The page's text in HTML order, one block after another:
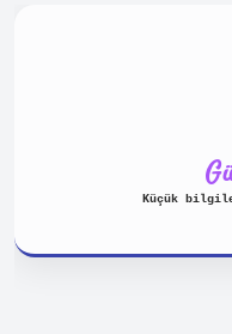
Küçük